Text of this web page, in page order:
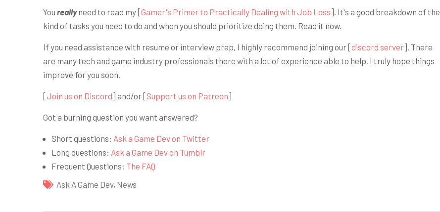
You reallyneed to read my [Gamer's Primer to Practically Dealing with Job Loss]. It's a good breakdown of the
kind of tasks you need to do and when you should prioritize doing them. Read it now.
If you need assistance with resume or interview prep, I highly recommend joining our [discord server]. There
are many tech and game industry professionals there with a lot of experience able to help. I truly hope things
improve for you soon.
[Join us on Discord] and/or [Support us on Patreon]
Got a burning question you want answered?
Short questions: Ask a Game Dev on Twitter
Long questions: Ask a Game Dev on Tumblr
Frequent Questions: The FAQ
Ask A Game Dev, News